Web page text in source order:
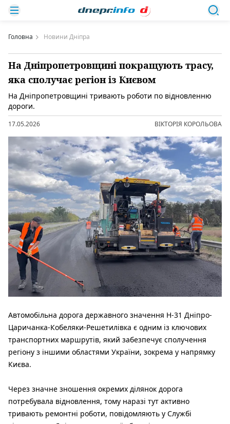
Головна Новини Дніпра
На Дніпропетровщині покращують трасу,
яка сполучає регіон із Києвом
На Дніпропетровщині тривають роботи по відновленню
дороги.
17.05.2026 ВІКТОРІЯ КОРОЛЬОВА
Автомобільна дорога державного значення Н-31 Дніпро-
Царичанка-Кобеляки-Решетилівка є одним із ключових
транспортних маршрутів, який забезпечує сполучення
регіону з іншими областями України, зокрема у напрямку
Києва.
Через значне зношення окремих ділянок дорога
потребувала відновлення, тому наразі тут активно
тривають ремонтні роботи, повідомляють у Службі